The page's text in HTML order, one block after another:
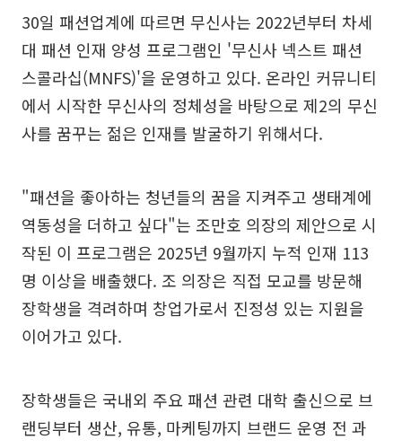
30일 패션업계에 따르면 무신사는 2022년부터 차세
대 패션 인재 양성 프로그램인 '무신사 넥스트 패션
스콜라십(MNFS)'을 운영하고 있다. 온라인 커뮤니티
에서 시작한 무신사의 정체성을 바탕으로 제2의 무신
사를 꿈꾸는 젊은 인재를 발굴하기 위해서다.
"패션을 좋아하는 청년들의 꿈을 지켜주고 생태계에
역동성을 더하고 싶다"는 조만호 의장의 제안으로 시
작된 이 프로그램은 2025년 9월까지 누적 인재 113
명 이상을 배출했다. 조 의장은 직접 모교를 방문해
장학생을 격려하며 창업가로서 진정성 있는 지원을
이어가고 있다.
장학생들은 국내외 주요 패션 관련 대학 출신으로 브
랜딩부터 생산, 유통, 마케팅까지 브랜드 운영 전 과